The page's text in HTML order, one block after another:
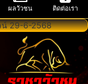
ผลวัวชน ติดต่อเรา
29-6-2568